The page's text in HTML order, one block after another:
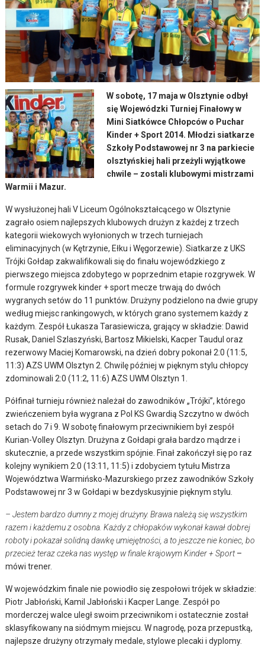
W sobotę, 17 maja w Olsztynie odbył
się Wojewódzki Turniej Finałowy w
Mini Siatkówce Chłopców o Puchar
Kinder + Sport 2014. Młodzi siatkarze
Szkoły Podstawowej nr 3 na parkiecie
olsztyńskiej hali przeżyli wyjątkowe
chwile – zostali klubowymi mistrzami
Warmii i Mazur.
W wysłużonej hali V Liceum Ogólnokształcącego w Olsztynie
zagrało osiem najlepszych klubowych drużyn z każdej z trzech
kategorii wiekowych wyłonionych w trzech turniejach
eliminacyjnych (w Kętrzynie, Ełku i Węgorzewie). Siatkarze z UKS
Trójki Gołdap zakwalifikowali się do finału wojewódzkiego z
pierwszego miejsca zdobytego w poprzednim etapie rozgrywek. W
formule rozgrywek kinder + sport mecze trwają do dwóch
wygranych setów do 11 punktów. Drużyny podzielono na dwie grupy
według miejsc rankingowych, w których grano systemem każdy z
każdym. Zespół Łukasza Tarasiewicza, grający w składzie: Dawid
Rusak, Daniel Szlaszyński, Bartosz Mikielski, Kacper Taudul oraz
rezerwowy Maciej Komarowski, na dzień dobry pokonał 2:0 (11:5,
11:3) AZS UWM Olsztyn 2. Chwilę później w pięknym stylu chłopcy
zdominowali 2:0 (11:2, 11:6) AZS UWM Olsztyn 1.
Półfinał turnieju również należał do zawodników „Trójki”, którego
zwieńczeniem była wygrana z Pol KS Gwardią Szczytno w dwóch
setach do 7 i 9. W sobotę finałowym przeciwnikiem był zespół
Kurian-Volley Olsztyn. Drużyna z Gołdapi grała bardzo mądrze i
skutecznie, a przede wszystkim spójnie. Finał zakończył się po raz
kolejny wynikiem 2:0 (13:11, 11:5) i zdobyciem tytułu Mistrza
Województwa Warmińsko-Mazurskiego przez zawodników Szkoły
Podstawowej nr 3 w Gołdapi w bezdyskusyjnie pięknym stylu.
– Jestem bardzo dumny z mojej drużyny. Brawa należą się wszystkim
razem i każdemu z osobna. Każdy z chłopaków wykonał kawał dobrej
roboty i pokazał solidną dawkę umiejętności, a to jeszcze nie koniec, bo
przecież teraz czeka nas występ w finale krajowym Kinder + Sport–
mówi trener.
W wojewódzkim finale nie powiodło się zespołowi trójek w składzie:
Piotr Jabłoński, Kamil Jabłoński i Kacper Lange. Zespół po
morderczej walce uległ swoim przeciwnikom i ostatecznie został
sklasyfikowany na siódmym miejscu. W nagrodę, poza przepustką,
najlepsze drużyny otrzymały medale, stylowe plecaki i dyplomy.